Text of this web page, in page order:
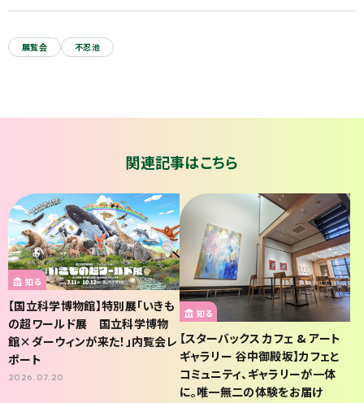
展覧会 不忍池
関連記事はこちら
知る
【国立科学博物館】特別展「いきも
の超ワールド展 国立科学博物
館×ダーウィンが来た！」内覧会レ
ポート
2026.07.20
知る
【スターバックス カフェ & アート
ギャラリー 谷中御殿坂】カフェと
コミュニティ、ギャラリーが一体
に。唯一無二の体験をお届け